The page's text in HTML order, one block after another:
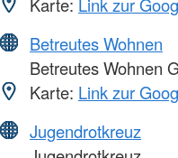
Betreutes Wohnen
Betreutes Wohnen
Karte: Link zur
Jugendrotkreuz